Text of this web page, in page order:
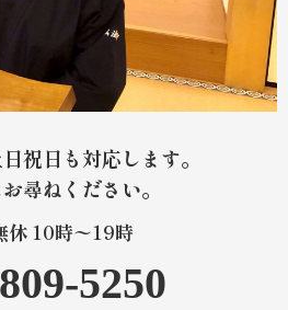
祝日も対応します。
尋ねください。
休 10時〜19時
5250